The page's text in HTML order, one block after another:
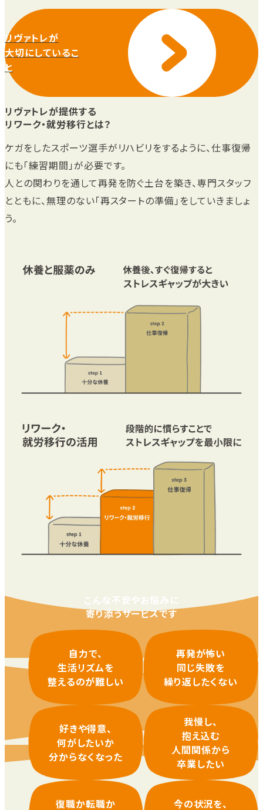
リヴァトレが
大切にしているこ
と
リヴァトレが提供する
リワーク・就労移行とは？
ケガをしたスポーツ選手がリハビリをするように、仕事復帰
にも「練習期間」が必要です。
人との関わりを通して再発を防ぐ土台を築き、専門スタッフ
とともに、無理のない「再スタートの準備」をしていきましょ
う。
こんな不安やお悩みに
寄り添うサービスです
自力で、
生活リズムを
整えるのが難しい
再発が怖い
同じ失敗を
繰り返したくない
好きや得意、
何がしたいか
分からなくなった
我慢し、
抱え込む
人間関係から
卒業したい
復職か転職か 今の状況を、